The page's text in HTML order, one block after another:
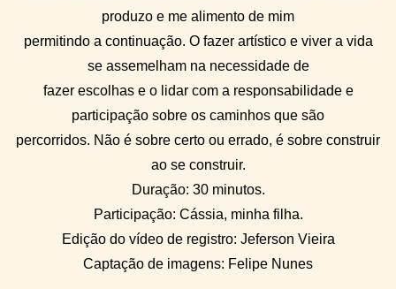
produzo e me alimento de mim
permitindo a continuação. O fazer artístico e viver a vida
se assemelham na necessidade de
fazer escolhas e o lidar com a responsabilidade e
participação sobre os caminhos que são
percorridos. Não é sobre certo ou errado, é sobre construir
ao se construir.
Duração: 30 minutos.
Participação: Cássia, minha filha.
Edição do vídeo de registro: Jeferson Vieira
Captação de imagens: Felipe Nunes